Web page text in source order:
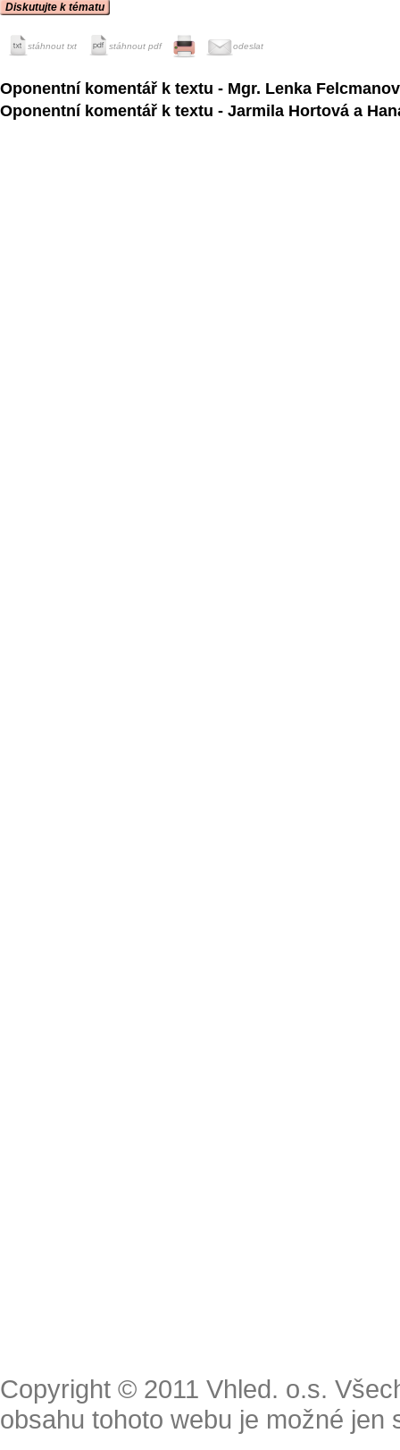
Diskutujte k tématu
stáhnout txt stáhnout pdf odeslat
Oponentní komentář k textu - Mgr. Lenka
Oponentní komentář k textu - Jarmila Hortová a
Copyright © 2011 Vhled. o.s.
obsahu tohoto webu je možné